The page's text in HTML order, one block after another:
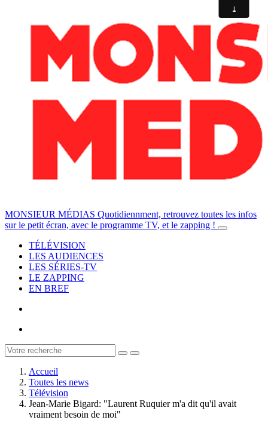
MONSIEUR MÉDIAS Quotidiennment, retrouvez toutes les infos
sur le petit écran, avec le programme TV, et le zapping !
TÉLÉVISION
LES AUDIENCES
LES SÉRIES-TV
LE ZAPPING
EN BREF
Accueil
Toutes les news
Télévision
Jean-Marie Bigard: "Laurent Ruquier m'a dit qu'il avait
vraiment besoin de moi"